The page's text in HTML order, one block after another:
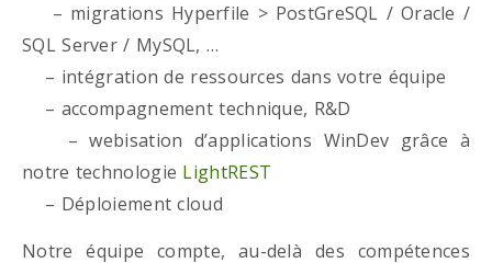
– migrations Hyperfile > PostGreSQL / Oracle /
SQL Server / MySQL, …
– intégration de ressources dans votre équipe
– accompagnement technique, R&D
– webisation d’applications WinDev grâce à
notre technologie LightREST
– Déploiement cloud
Notre équipe compte, au-delà des compétences